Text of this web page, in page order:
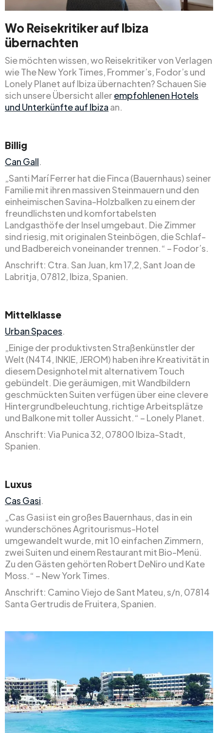
Wo Reisekritiker auf Ibiza
übernachten
Sie möchten wissen, wo Reisekritiker von Verlagen
wie The New York Times, Frommer’s, Fodor’s und
Lonely Planet auf Ibiza übernachten? Schauen Sie
sich unsere Übersicht aller empfohlenen Hotels
und Unterkünfte auf Ibiza an.
Billig
Can Gall.
„Santi Marí Ferrer hat die Finca (Bauernhaus) seiner
Familie mit ihren massiven Steinmauern und den
einheimischen Savina-Holzbalken zu einem der
freundlichsten und komfortabelsten
Landgasthöfe der Insel umgebaut. Die Zimmer
sind riesig, mit originalen Steinbögen, die Schlaf-
und Badbereich voneinander trennen.“ – Fodor’s.
Anschrift: Ctra. San Juan, km 17,2, Sant Joan de
Labritja, 07812, Ibiza, Spanien.
Mittelklasse
Urban Spaces.
„Einige der produktivsten Straßenkünstler der
Welt (N4T4, INKIE, JEROM) haben ihre Kreativität in
diesem Designhotel mit alternativem Touch
gebündelt. Die geräumigen, mit Wandbildern
geschmückten Suiten verfügen über eine clevere
Hintergrundbeleuchtung, richtige Arbeitsplätze
und Balkone mit toller Aussicht.“ – Lonely Planet.
Anschrift: Via Punica 32, 07800 Ibiza-Stadt,
Spanien.
Luxus
Cas Gasi.
„Cas Gasi ist ein großes Bauernhaus, das in ein
wunderschönes Agritourismus-Hotel
umgewandelt wurde, mit 10 einfachen Zimmern,
zwei Suiten und einem Restaurant mit Bio-Menü.
Zu den Gästen gehörten Robert DeNiro und Kate
Moss.“ – New York Times.
Anschrift: Camino Viejo de Sant Mateu, s/n, 07814
Santa Gertrudis de Fruitera, Spanien.